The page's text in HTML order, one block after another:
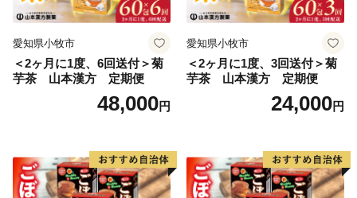
愛知県小牧市
＜2ヶ月に1度、6回送付＞菊
芋茶 山本漢方 定期便
48,000円
愛知県小牧市
＜2ヶ月に1度、3回送付＞菊
芋茶 山本漢方 定期便
24,000円